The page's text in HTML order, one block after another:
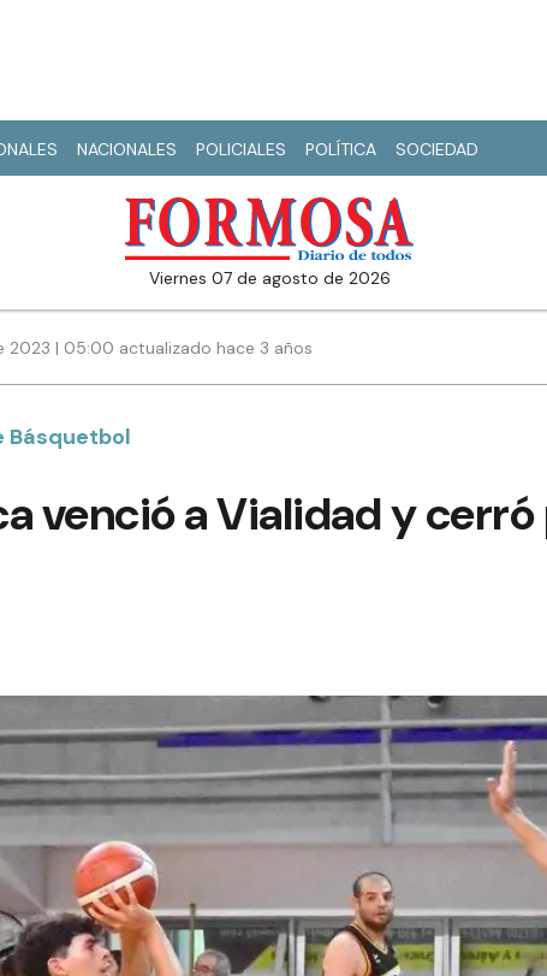
NACIONALES POLICIALES POLÍTICA SOCIEDAD
viernes 07 de agosto de 2026
2023 | 05:00 actualizado hace 3 años
Básquetbol
venció a Vialidad y